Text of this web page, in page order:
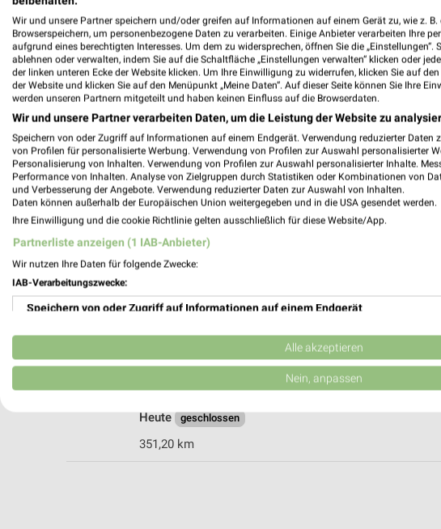
Müller Forchheim
Hauptstr. 51
351,85 km • Angebote: 3 Prospekte
dm Forchheim
91301 Forchheim
Heute
geschlossen
351,20 km
Wir und unsere Partner speichern und/oder greifen auf Informationen auf einem Gerät zu, wie z.
Browserspeichern, um personenbezogene Daten zu verarbeiten. Einige Anbieter verarbeiten Ihre
aufgrund eines berechtigten Interesses. Um dem zu widersprechen, öffnen Sie die „Einstellungen“.
ablehnen oder verwalten, indem Sie auf die Schaltfläche „Einstellungen verwalten“ klicken oder
der linken unteren Ecke der Website klicken. Um Ihre Einwilligung zu widerrufen, klicken Sie auf
der Website und klicken Sie auf den Menüpunkt „Meine Daten“. Auf dieser Seite können Sie Ihre
werden unseren Partnern mitgeteilt und haben keinen Einfluss auf die Browserdaten.
Wir und unsere Partner verarbeiten Daten, um die Leistung der Website zu
Speichern von oder Zugriff auf Informationen auf einem Endgerät. Verwendung reduzierter Daten
von Profilen für personalisierte Werbung. Verwendung von Profilen zur Auswahl personalisierter
Personalisierung von Inhalten. Verwendung von Profilen zur Auswahl personalisierter Inhalte.
Performance von Inhalten. Analyse von Zielgruppen durch Statistiken oder Kombinationen von
und Verbesserung der Angebote. Verwendung reduzierter Daten zur Auswahl von Inhalten.
Daten können außerhalb der Europäischen Union weitergegeben und in die USA gesendet werden.
Ihre Einwilligung und die cookie Richtlinie gelten ausschließlich für diese Website/App.
Partnerliste anzeigen (1 IAB-Anbieter)
Wir nutzen Ihre Daten für folgende Zwecke:
IAB-Verarbeitungszwecke:
Speichern von oder Zugriff auf Informationen auf einem Endgerät
Verwendung reduzierter Daten zur Auswahl von Werbeanzeigen
Erstellung von Profilen für personalisierte Werbung
Erstellung von Profilen zur Personalisierung von Inhalten
Alle akzeptieren
Nein, anpassen